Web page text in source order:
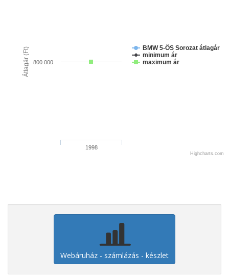
Átlagár (Ft)
BMW 5-ÖS Sorozat átlagár
minimum ár
maximum ár
1998
800 000
Highcharts.com
Webáruház - számlázás - készlet